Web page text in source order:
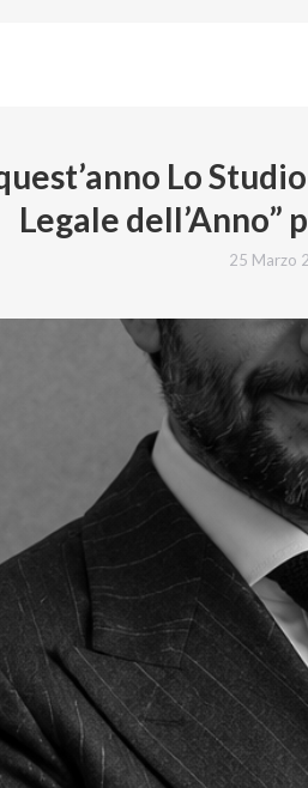
Lo
Legale dell’Anno”
25 Marzo